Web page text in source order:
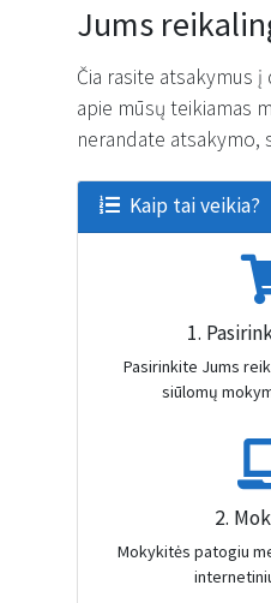
Jums
Čia rasite atsakymus
apie mūsų teikiamas
nerandate atsakymo,
Kaip tai veikia?
1.
Pasirinkite Jums
siūlomų
2.
Mokykitės patogiu